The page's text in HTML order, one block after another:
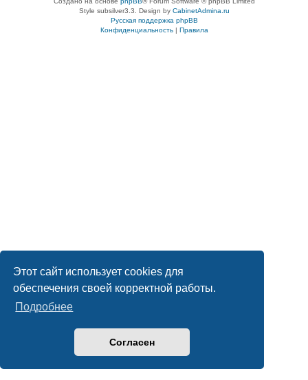
Этот сайт использует cookies для
обеспечения своей корректной работы.
Подробнее
Согласен
Style subsilver3.3. Design by CabinetAdmina.ru
Русская поддержка phpBB
Конфиденциальность| Правила